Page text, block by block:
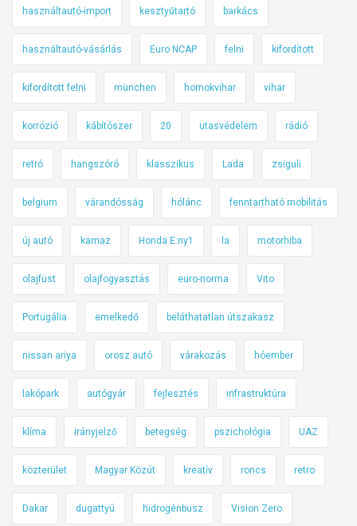
használtautó-import kesztyűtartó barkács
használtautó-vásárlás Euro NCAP felni kifordított
kifordított felni münchen homokvihar vihar
korrózió kábítószer 20 utasvédelem rádió
retró hangszóró klasszikus Lada zsiguli
belgium várandósság hólánc fenntartható mobilitás
új autó kamaz Honda E:ny1 la motorhiba
olajfüst olajfogyasztás euro-norma Vito
Portugália emelkedő beláthatatlan útszakasz
nissan ariya orosz autó várakozás hóember
lakópark autógyár fejlesztés infrastruktúra
klíma irányjelző betegség pszichológia UAZ
közterület Magyar Közút kreatív roncs retro
Dakar dugattyú hidrogénbusz Vision Zero